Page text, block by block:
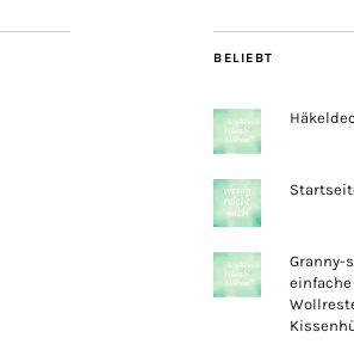
BELIEBT
Granny-